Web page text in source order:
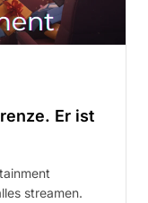
Er ist
streamen.